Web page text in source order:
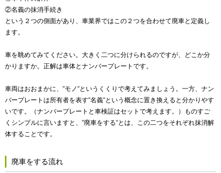
②名義の抹消手続き
という２つの側面があり、車業界ではこの２つを合わせて廃車と定義し
ます。
車を眺めてみてください。大きく二つに分けられるのですが、どこか分
かりますか。正解は車体とナンバープレートです。
車両はおおまかに、“モノ“というくくりで考えてみましょう。一方、ナン
バープレートは所有者を表す“名義“という概念に置き換えると分かりやす
いです。（ナンバープレートと車検証はセットで考えます。）ものすご
くシンプルに言いますと、“廃車をする“とは、この二つをそれぞれ抹消解
体することです。
廃車をする流れ